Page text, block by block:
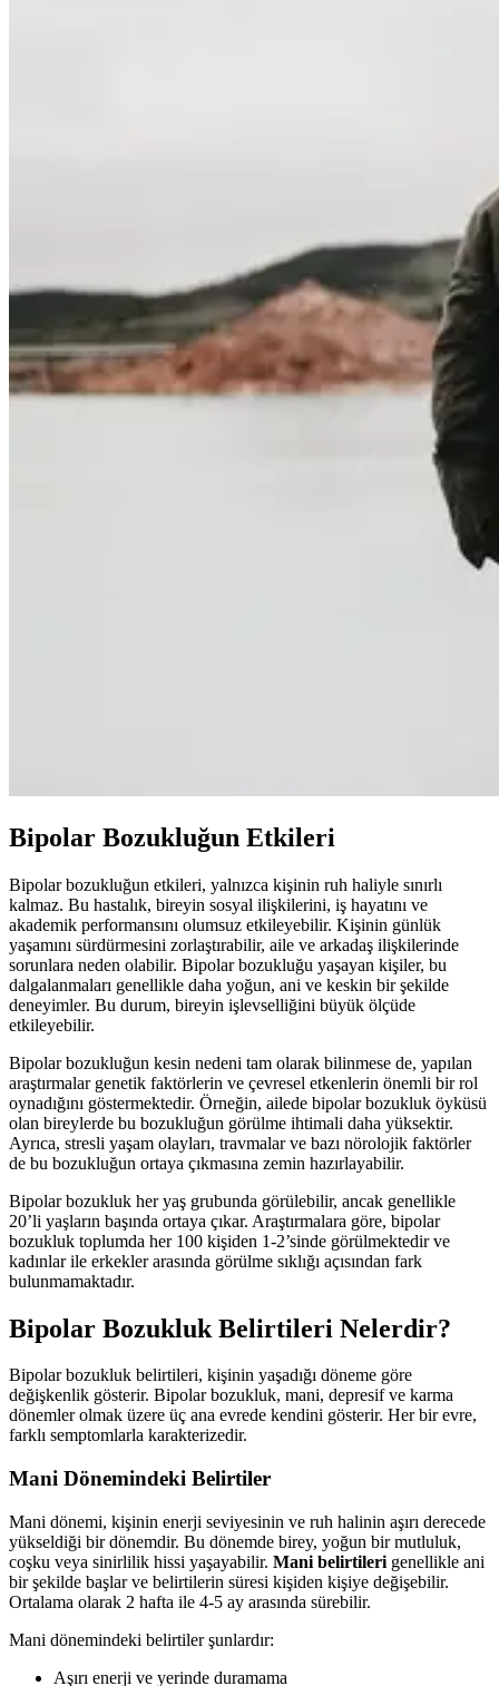
Bipolar Bozukluğun Etkileri
Bipolar bozukluğun etkileri, yalnızca kişinin ruh haliyle sınırlı
kalmaz. Bu hastalık, bireyin sosyal ilişkilerini, iş hayatını ve
akademik performansını olumsuz etkileyebilir. Kişinin günlük
yaşamını sürdürmesini zorlaştırabilir, aile ve arkadaş ilişkilerinde
sorunlara neden olabilir. Bipolar bozukluğu yaşayan kişiler, bu
dalgalanmaları genellikle daha yoğun, ani ve keskin bir şekilde
deneyimler. Bu durum, bireyin işlevselliğini büyük ölçüde
etkileyebilir.
Bipolar bozukluğun kesin nedeni tam olarak bilinmese de, yapılan
araştırmalar genetik faktörlerin ve çevresel etkenlerin önemli bir rol
oynadığını göstermektedir. Örneğin, ailede bipolar bozukluk öyküsü
olan bireylerde bu bozukluğun görülme ihtimali daha yüksektir.
Ayrıca, stresli yaşam olayları, travmalar ve bazı nörolojik faktörler
de bu bozukluğun ortaya çıkmasına zemin hazırlayabilir.
Bipolar bozukluk her yaş grubunda görülebilir, ancak genellikle
20’li yaşların başında ortaya çıkar. Araştırmalara göre, bipolar
bozukluk toplumda her 100 kişiden 1-2’sinde görülmektedir ve
kadınlar ile erkekler arasında görülme sıklığı açısından fark
bulunmamaktadır.
Bipolar Bozukluk Belirtileri Nelerdir?
Bipolar bozukluk belirtileri, kişinin yaşadığı döneme göre
değişkenlik gösterir. Bipolar bozukluk, mani, depresif ve karma
dönemler olmak üzere üç ana evrede kendini gösterir. Her bir evre,
farklı semptomlarla karakterizedir.
Mani Dönemindeki Belirtiler
Mani dönemi, kişinin enerji seviyesinin ve ruh halinin aşırı derecede
yükseldiği bir dönemdir. Bu dönemde birey, yoğun bir mutluluk,
coşku veya sinirlilik hissi yaşayabilir. Mani belirtileri genellikle ani
bir şekilde başlar ve belirtilerin süresi kişiden kişiye değişebilir.
Ortalama olarak 2 hafta ile 4-5 ay arasında sürebilir.
Mani dönemindeki belirtiler şunlardır:
Aşırı enerji ve yerinde duramama